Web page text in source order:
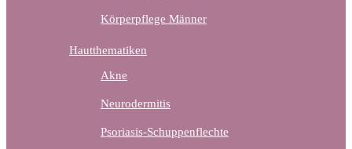
Körperpflege Männer
Hautthematiken
Akne
Neurodermitis
Psoriasis-Schuppenflechte